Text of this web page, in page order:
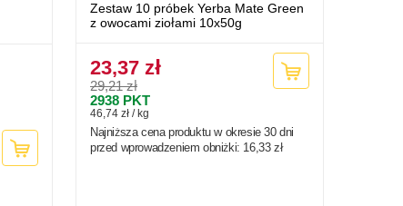
Zestaw 10 próbek Yerba Mate Green
z owocami ziołami 10x50g
23,37 zł
29,21 zł
2938 PKT
46,74 zł / kg
Najniższa cena produktu w okresie 30 dni
przed wprowadzeniem obniżki: 16,33 zł